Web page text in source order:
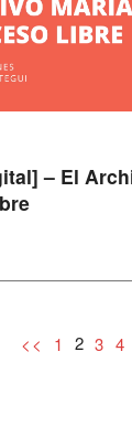
– El
<< 1 2 3 4